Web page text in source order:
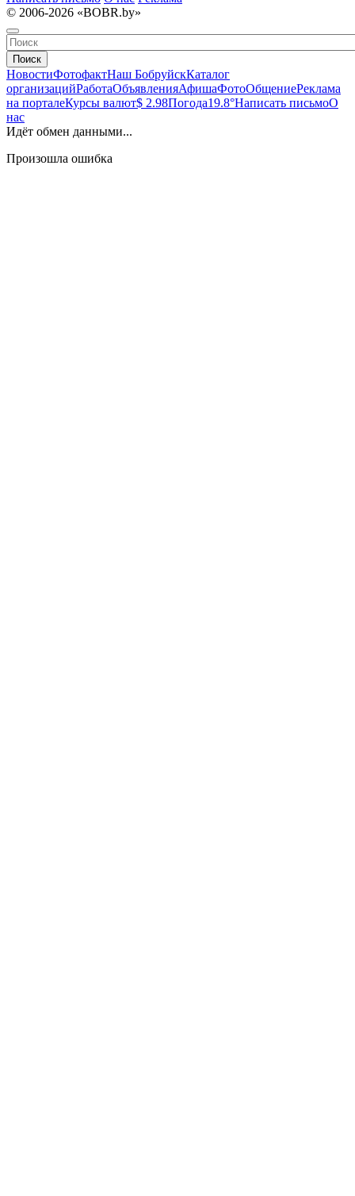
© 2006-2026 «BOBR.by»
Поиск
НовостиФотофактНаш БобруйскКаталог
организацийРаботаОбъявленияАфишаФотоОбщениеРеклама
на порталеКурсы валют$ 2.98Погода19.8°Написать письмоО
нас
Идёт обмен данными...
Произошла ошибка